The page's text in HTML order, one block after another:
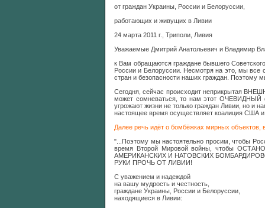
от граждан Украины, России и Белоруссии,
работающих и живущих в Ливии
24 марта 2011 г., Триполи, Ливия
Уважаемые Дмитрий Анатольевич и Владимир
к Вам обращаются граждане бывшего
России и Белоруссии. Несмотря на это, мы
стран и безопасности наших граждан.
Сегодня, сейчас происходит неприкрытая
может сомневаться, то нам этот ОЧЕВИДНЫЙ
угрожают жизни не только граждан Ливии, но и
настоящее время осуществляет коалиция США
Далее речь идёт о бомбёжках мирных объектов,
"...Поэтому мы настоятельно просим, чтобы
время Второй Мировой войны, чтобы
АМЕРИКАНСКИХ И НАТОВСКИХ БОМБАРДИРОВОК
РУКИ ПРОЧЬ ОТ ЛИВИИ!
С уважением и надеждой
на вашу мудрость и честность,
граждане Украины, России и Белоруссии,
находящиеся в Ливии: